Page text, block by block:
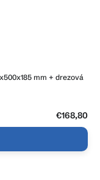
mm + drezová
€168,80